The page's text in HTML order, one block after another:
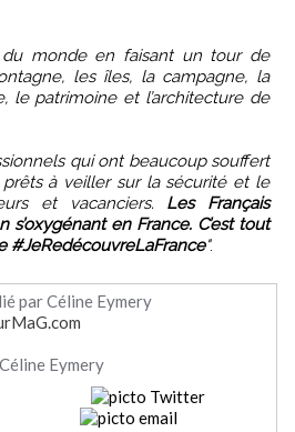
monde en faisant un tour de
les îles, la campagne, la
le patrimoine et l’architecture de
qui ont beaucoup souffert
à veiller sur la sécurité et le
et vacanciers. Les Français
en France. C’est tout
#JeRedécouvreLaFrance".
par Céline Eymery
Eymery